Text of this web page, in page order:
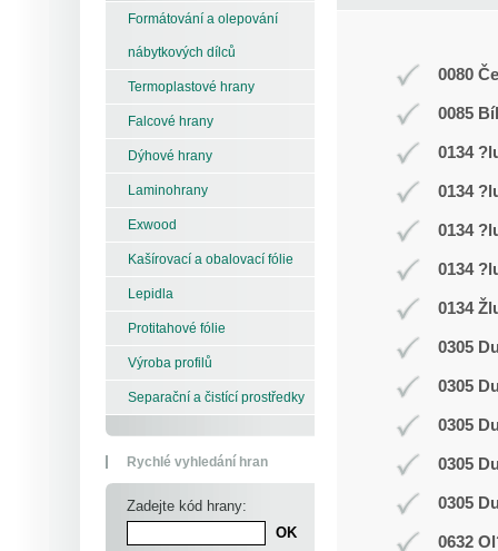
Formátování a olepování
nábytkových dílců
Termoplastové hrany
Falcové hrany
Dýhové hrany
Laminohrany
Exwood
Kašírovací a obalovací fólie
Lepidla
Protitahové fólie
Výroba profilů
Separační a čistící prostředky
Rychlé vyhledání hran
Zadejte kód hrany:
0080
0085
0134
0134
0134
0134
0134
0305
0305
0305
0305
0305
0632